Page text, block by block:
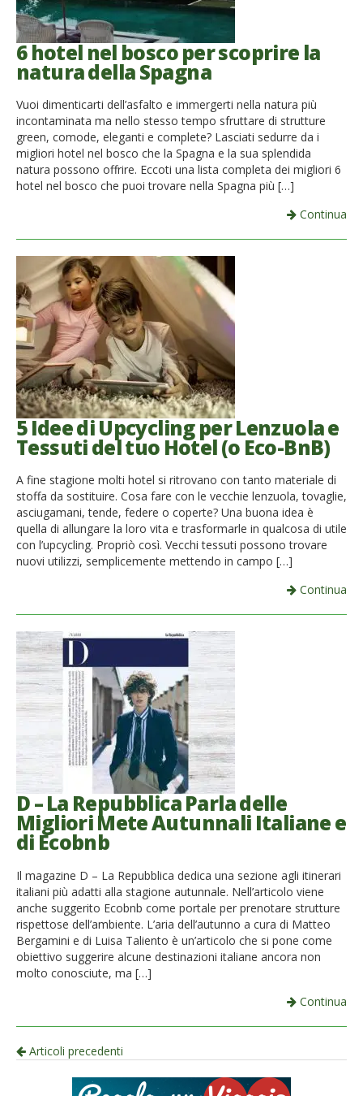
6 hotel nel bosco per scoprire la
natura della Spagna
Vuoi dimenticarti dell’asfalto e immergerti nella natura più
incontaminata ma nello stesso tempo sfruttare di strutture
green, comode, eleganti e complete? Lasciati sedurre da i
migliori hotel nel bosco che la Spagna e la sua splendida
natura possono offrire. Eccoti una lista completa dei migliori 6
hotel nel bosco che puoi trovare nella Spagna più […]
Continua
5 Idee di Upcycling per Lenzuola e
Tessuti del tuo Hotel (o Eco-BnB)
A fine stagione molti hotel si ritrovano con tanto materiale di
stoffa da sostituire. Cosa fare con le vecchie lenzuola, tovaglie,
asciugamani, tende, federe o coperte? Una buona idea è
quella di allungare la loro vita e trasformarle in qualcosa di utile
con l’upcycling. Propriò così. Vecchi tessuti possono trovare
nuovi utilizzi, semplicemente mettendo in campo […]
Continua
D – La Repubblica Parla delle
Migliori Mete Autunnali Italiane e
di Ecobnb
Il magazine D – La Repubblica dedica una sezione agli itinerari
italiani più adatti alla stagione autunnale. Nell’articolo viene
anche suggerito Ecobnb come portale per prenotare strutture
rispettose dell’ambiente. L’aria dell’autunno a cura di Matteo
Bergamini e di Luisa Taliento è un’articolo che si pone come
obiettivo suggerire alcune destinazioni italiane ancora non
molto conosciute, ma […]
Continua
Navigazione
Articoli precedenti